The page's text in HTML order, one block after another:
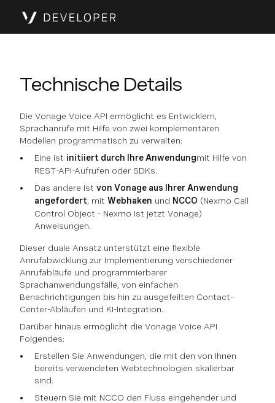
Technische Details
Die Vonage Voice API ermöglicht es Entwicklern,
Sprachanrufe mit Hilfe von zwei komplementären
Modellen programmatisch zu verwalten:
Eine ist initiiert durch Ihre Anwendungmit Hilfe von
REST-API-Aufrufen oder SDKs.
Das andere ist von Vonage aus Ihrer Anwendung
angefordert, mit Webhaken und NCCO (Nexmo Call
Control Object - Nexmo ist jetzt Vonage)
Anweisungen.
Dieser duale Ansatz unterstützt eine flexible
Anrufabwicklung zur Implementierung verschiedener
Anrufabläufe und programmierbarer
Sprachanwendungsfälle, von einfachen
Benachrichtigungen bis hin zu ausgefeilten Contact-
Center-Abläufen und KI-Integration.
Darüber hinaus ermöglicht die Vonage Voice API
Folgendes:
Erstellen Sie Anwendungen, die mit den von Ihnen
bereits verwendeten Webtechnologien skalierbar
sind.
Steuern Sie mit NCCO den Fluss eingehender und